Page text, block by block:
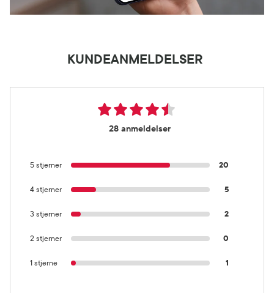
KUNDEANMELDELSER
28 anmeldelser
5 stjerner 20
4 stjerner 5
3 stjerner 2
2 stjerner 0
1 stjerne 1